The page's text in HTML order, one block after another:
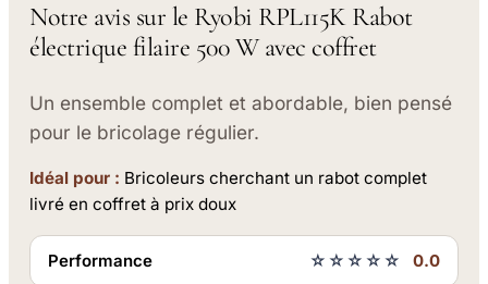
Notre avis sur le Ryobi RPL115K Rabot
électrique filaire 500 W avec coffret
Un ensemble complet et abordable, bien pensé
pour le bricolage régulier.
Idéal pour : Bricoleurs cherchant un rabot complet
livré en coffret à prix doux
Performance ☆☆☆☆☆ 0.0